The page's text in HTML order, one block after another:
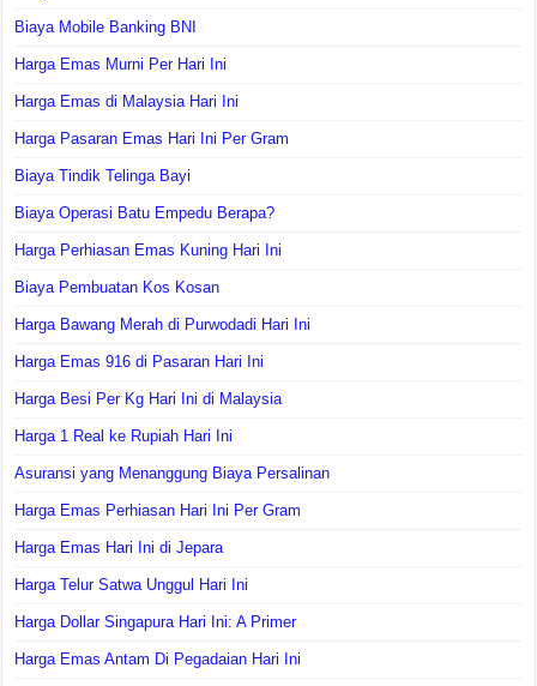
Biaya Mobile Banking BNI
Harga Emas Murni Per Hari Ini
Harga Emas di Malaysia Hari Ini
Harga Pasaran Emas Hari Ini Per Gram
Biaya Tindik Telinga Bayi
Biaya Operasi Batu Empedu Berapa?
Harga Perhiasan Emas Kuning Hari Ini
Biaya Pembuatan Kos Kosan
Harga Bawang Merah di Purwodadi Hari Ini
Harga Emas 916 di Pasaran Hari Ini
Harga Besi Per Kg Hari Ini di Malaysia
Harga 1 Real ke Rupiah Hari Ini
Asuransi yang Menanggung Biaya Persalinan
Harga Emas Perhiasan Hari Ini Per Gram
Harga Emas Hari Ini di Jepara
Harga Telur Satwa Unggul Hari Ini
Harga Dollar Singapura Hari Ini: A Primer
Harga Emas Antam Di Pegadaian Hari Ini